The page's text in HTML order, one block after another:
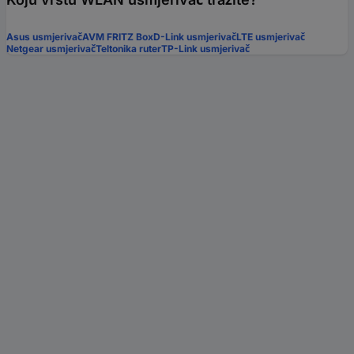
Asus usmjerivačAVM FRITZ BoxD-Link usmjerivačLTE usmjerivač
Netgear usmjerivačTeltonika ruterTP-Link usmjerivač